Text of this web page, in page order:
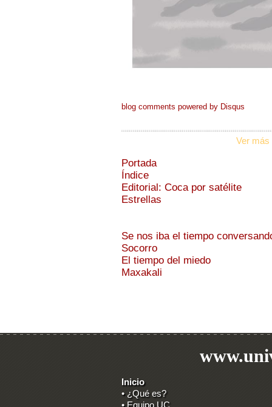
blog comments powered by Disqus
Ver más
Portada
Índice
Editorial: Coca por satélite
Estrellas
Se nos iba el tiempo
Socorro
El tiempo del miedo
Maxakali
Inicio
• ¿Qué es?